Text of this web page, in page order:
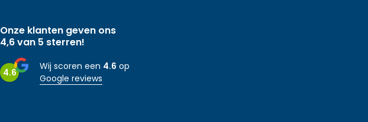
Onze klanten geven ons
4,6 van 5 sterren!
4.6
Wij scoren een 4.6 op
Google reviews